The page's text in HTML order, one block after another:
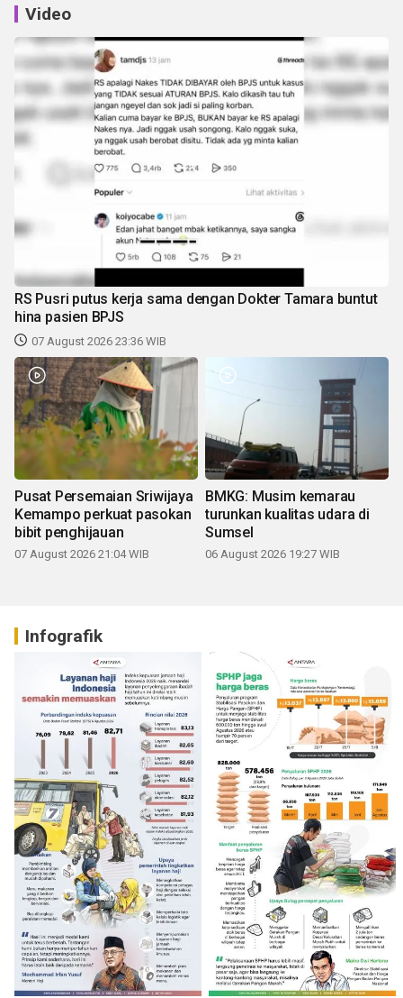
Video
RS Pusri putus kerja sama dengan Dokter Tamara buntut
hina pasien BPJS
07 August 2026 23:36 WIB
Pusat Persemaian Sriwijaya
Kemampo perkuat pasokan
bibit penghijauan
07 August 2026 21:04 WIB
BMKG: Musim kemarau
turunkan kualitas udara di
Sumsel
06 August 2026 19:27 WIB
Infografik